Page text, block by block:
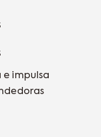
e impulsa